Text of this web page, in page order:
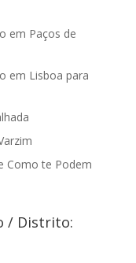
em Paços de
em Lisboa para
Como te Podem
/ Distrito: